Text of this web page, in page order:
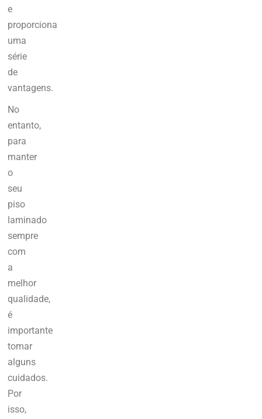
e
proporciona
uma
série
de
vantagens.
No
entanto,
para
manter
o
seu
piso
laminado
sempre
com
a
melhor
qualidade,
é
importante
tomar
alguns
cuidados.
Por
isso,